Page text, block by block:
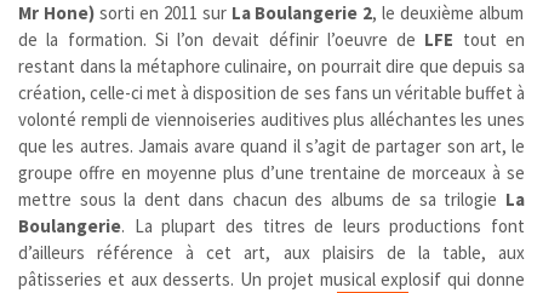
Mr Hone) sorti en 2011 sur La Boulangerie 2, le deuxième album
de la formation. Si l’on devait définir l’oeuvre de LFE tout en
restant dans la métaphore culinaire, on pourrait dire que depuis sa
création, celle-ci met à disposition de ses fans un véritable buffet à
volonté rempli de viennoiseries auditives plus alléchantes les unes
que les autres. Jamais avare quand il s’agit de partager son art, le
groupe offre en moyenne plus d’une trentaine de morceaux à se
mettre sous la dent dans chacun des albums de sa trilogie La
Boulangerie. La plupart des titres de leurs productions font
d’ailleurs référence à cet art, aux plaisirs de la table, aux
pâtisseries et aux desserts. Un projet musical explosif qui donne